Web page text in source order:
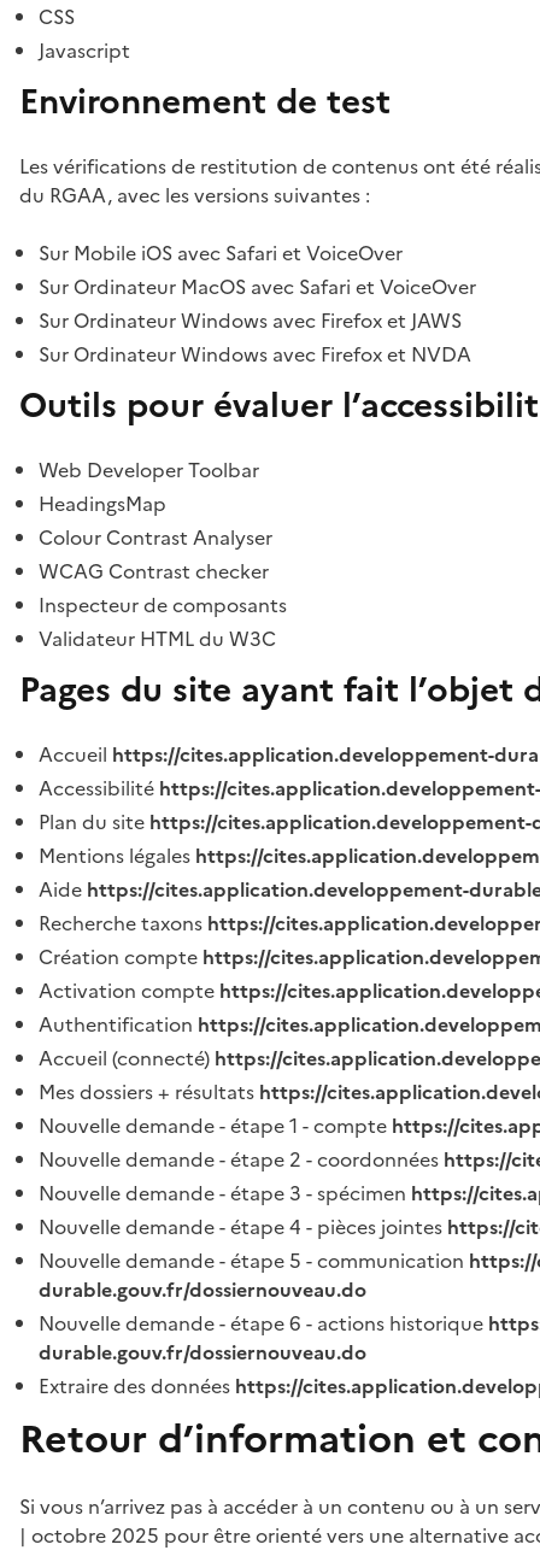
CSS
Javascript
Environnement de test
Les vérifications de restitution de contenus ont été
du RGAA, avec les versions suivantes :
Sur Mobile iOS avec Safari et VoiceOver
Sur Ordinateur MacOS avec Safari et VoiceOver
Sur Ordinateur Windows avec Firefox et JAWS
Sur Ordinateur Windows avec Firefox et NVDA
Outils pour évaluer
Web Developer Toolbar
HeadingsMap
Colour Contrast Analyser
WCAG Contrast checker
Inspecteur de composants
Validateur HTML du W3C
Pages du site ayant fait
Accueil https://cites.application.developpement-
Accessibilité https://
Plan du site https://
Mentions légales https://
Aide https://cites.application.developpement-
Recherche taxons https://
Création compte https://
Activation compte https://
Authentification https://
Accueil (connecté) https://
Mes dossiers + résultats https://
Nouvelle demande - étape 1 - compte https://
Nouvelle demande - étape 2 - coordonnées https://
Nouvelle demande - étape 3 - spécimen https://
Nouvelle demande - étape 4 - pièces jointes https://
Nouvelle demande - étape 5 - communication
durable.gouv.fr/dossiernouveau.do
Nouvelle demande - étape 6 - actions historique
durable.gouv.fr/dossiernouveau.do
Extraire des données https://
Retour d’information et
Si vous n’arrivez pas à accéder à un contenu ou à un
| octobre 2025 pour être orienté vers une alternative